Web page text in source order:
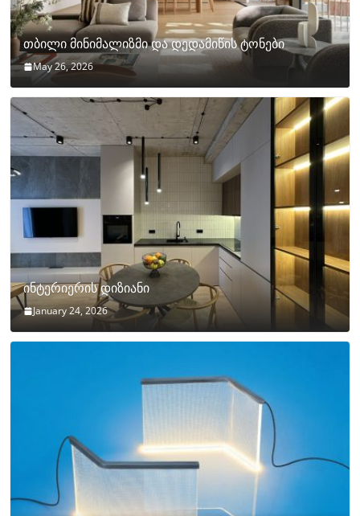
თბილი მინიმალიზმი და დედამიწის ტონები
May 26, 2026
ინტერიერის დიზიანი
January 24, 2026